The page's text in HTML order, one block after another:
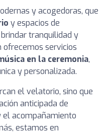
y acogedoras, que
y espacios de
tranquilidad y
servicios
en la ceremonia,
y personalizada.
el velatorio, sino que
anticipada de
el acompañamiento
estamos en